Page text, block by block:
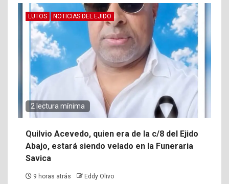
LUTOS NOTICIAS DEL EJIDO
2 lectura mínima
Quilvio Acevedo, quien era de la c/8 del Ejido
Abajo, estará siendo velado en la Funeraria
Savica
9 horas atrás Eddy Olivo